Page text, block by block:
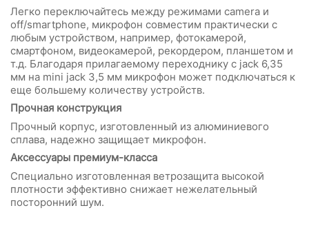
Легко переключайтесь между режимами camera и
off/smartphone, микрофон совместим практически с
любым устройством, например, фотокамерой,
смартфоном, видеокамерой, рекордером, планшетом и
т.д. Благодаря прилагаемому переходнику с jack 6,35
мм на mini jack 3,5 мм микрофон может подключаться к
еще большему количеству устройств.
Прочная конструкция
Прочный корпус, изготовленный из алюминиевого
сплава, надежно защищает микрофон.
Аксессуары премиум-класса
Специально изготовленная ветрозащита высокой
плотности эффективно снижает нежелательный
посторонний шум.